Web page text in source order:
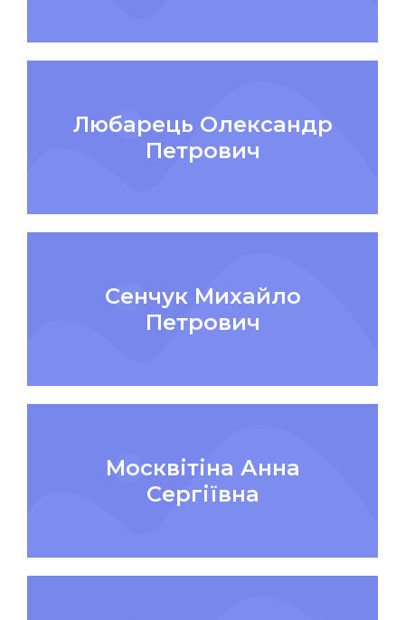
Любарець Олександр
Петрович
Сенчук Михайло
Петрович
Москвітіна Анна
Сергіївна